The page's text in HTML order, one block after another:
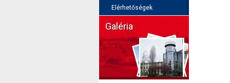
Elérhetőségek
Galéria